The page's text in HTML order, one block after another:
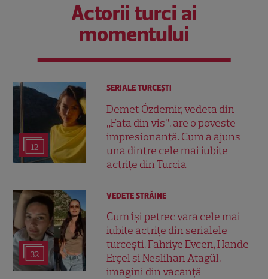
Actorii turci ai
momentului
12
SERIALE TURCEŞTI
Demet Özdemir, vedeta din
„Fata din vis”, are o poveste
impresionantă. Cum a ajuns
una dintre cele mai iubite
actrițe din Turcia
32
VEDETE STRĂINE
Cum își petrec vara cele mai
iubite actrițe din serialele
turcești. Fahriye Evcen, Hande
Erçel și Neslihan Atagül,
imagini din vacanță